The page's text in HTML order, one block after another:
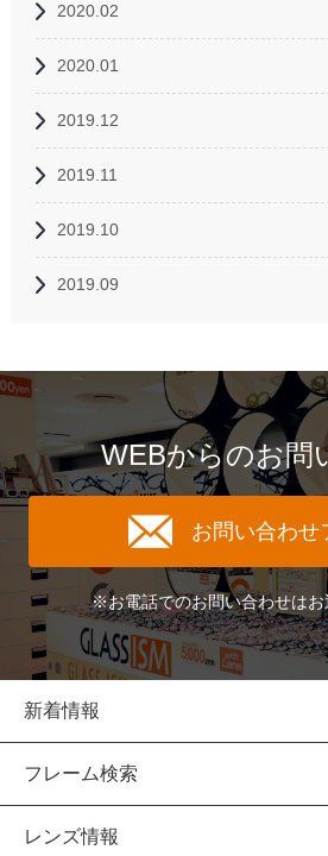
2020.02
2020.01
2019.12
2019.11
2019.10
2019.09
WEBからのお問
お問い合わせ
※お電話でのお問い合わせはお
新着情報
フレーム検索
レンズ情報